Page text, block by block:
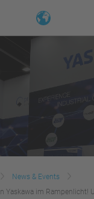
News & Events
Yaskawa im Rampenlicht!